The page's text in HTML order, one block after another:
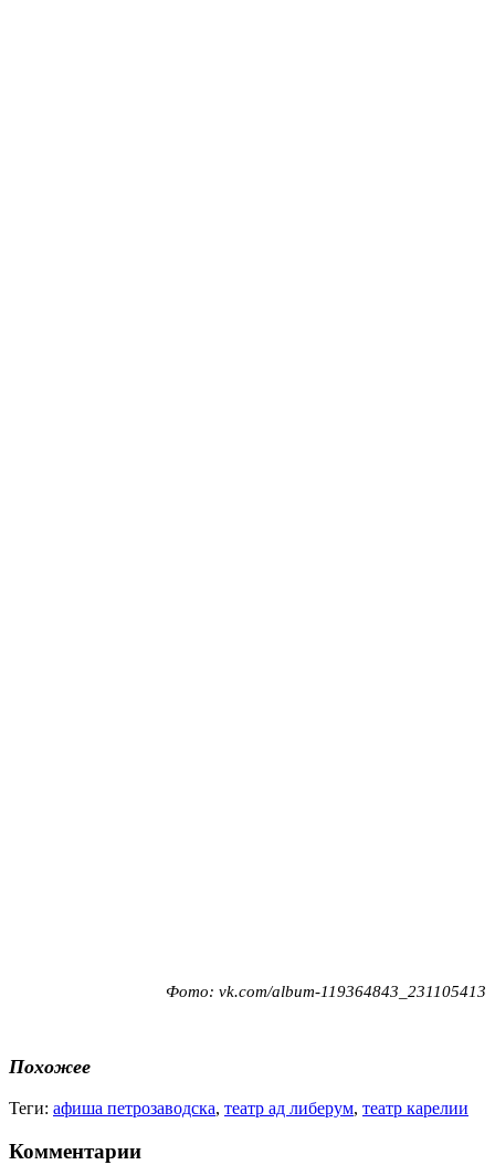
Фото: vk.com/album-119364843_231105413
Похожее
Теги: афиша петрозаводска, театр ад либерум, театр карелии
Комментарии